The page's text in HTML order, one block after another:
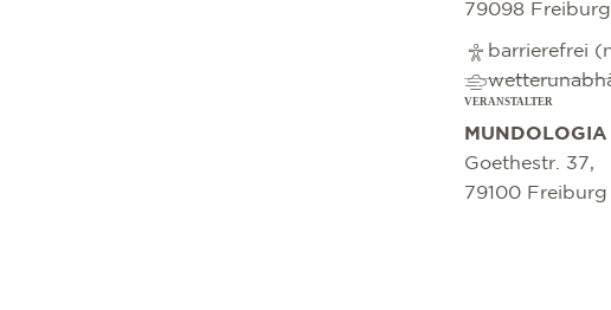
79098
barrierefrei
VERANSTALTER
MUNDOLOGIA
Goethestr. 37,
79100 Freiburg